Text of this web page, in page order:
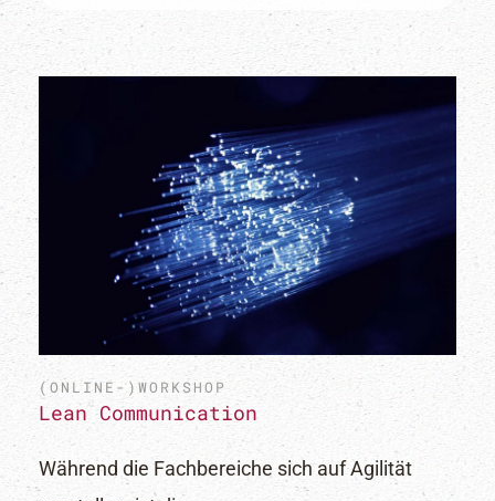
(ONLINE-)WORKSHOP
Lean Communication
Während die Fachbereiche sich auf Agilität